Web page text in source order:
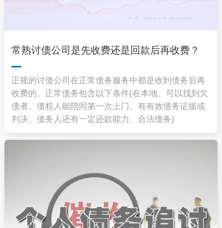
常熟讨债公司是先收费还是回款后再收费？
正规的讨债公司在正常债务服务中都是收到债务后再
收费的。正常债务包含以下条件(在本地、可以找到欠
债者、债权人能陪同第一次上门、有有效债务证据或
判决、债务人还有一定还款能力、合法债务)